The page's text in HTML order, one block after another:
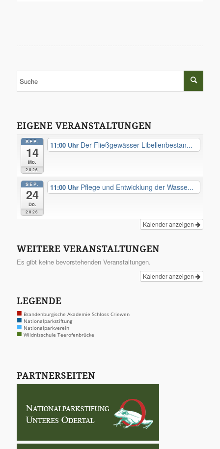
EIGENE VERANSTALTUNGEN
SEP.
14
Mo.
2026
11:00 Der Fließgewässer-Libellenbestan...
SEP.
24
Do.
2026
11:00 Pflege und Entwicklung der Wasse...
Kalender anzeigen
WEITERE VERANSTALTUNGEN
Es gibt keine bevorstehenden Veranstaltungen.
Kalender anzeigen
LEGENDE
■ Brandenburgische Akademie Schloss Criewen
■ Nationalparkstiftung
■ Nationalparkverein
■ Wildnisschule Teerofenbrücke
PARTNERSEITEN